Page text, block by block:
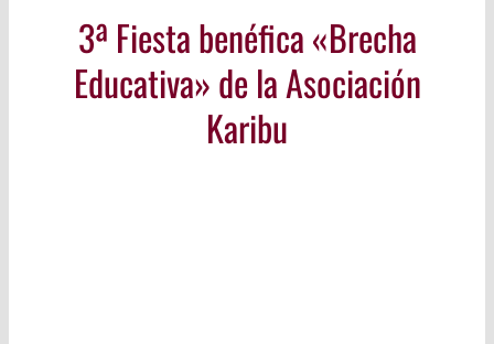
3ª Fiesta benéfica «Brecha
Educativa» de la Asociación
Karibu